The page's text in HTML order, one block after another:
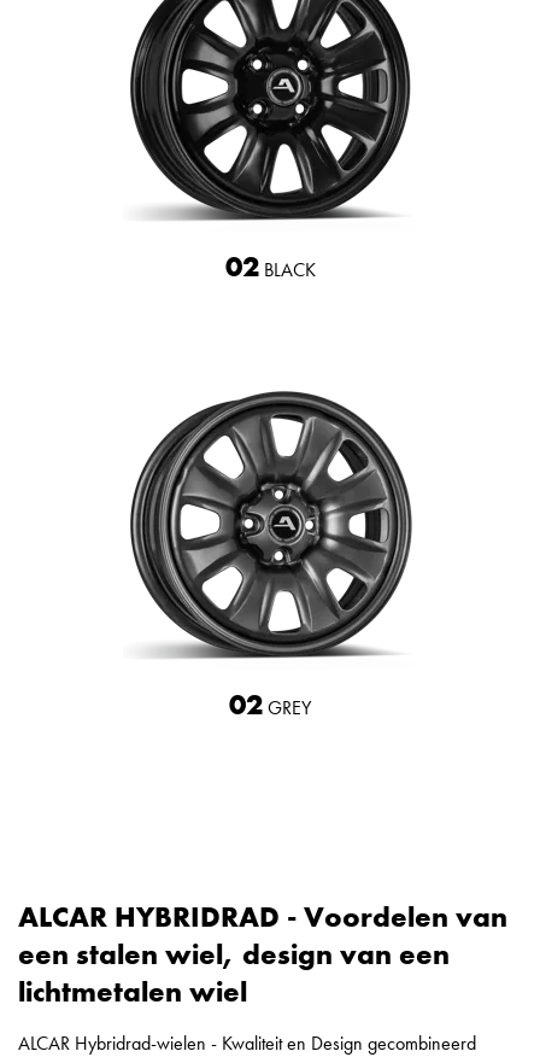
02BLACK
02GREY
ALCAR HYBRIDRAD - Voordelen van
een stalen wiel, design van een
lichtmetalen wiel
ALCAR Hybridrad-wielen - Kwaliteit en Design gecombineerd